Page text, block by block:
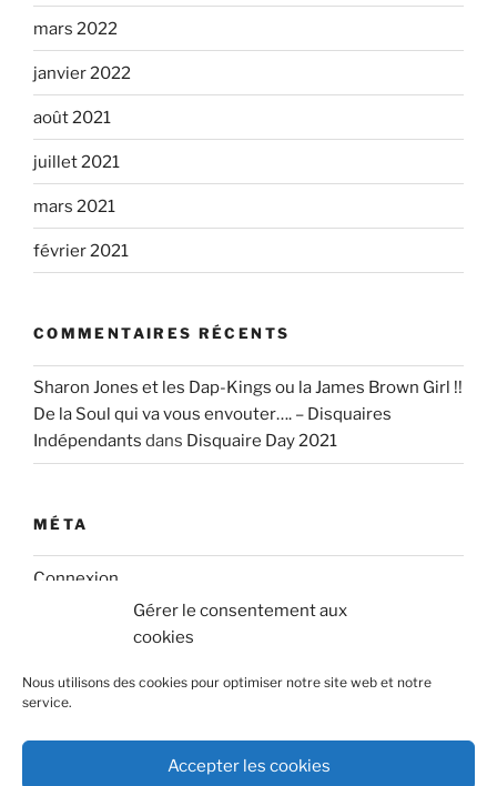
Gérer le consentement aux
cookies
Nous utilisons des cookies pour optimiser notre site web et notre
service.
Accepter les cookies
mars 2022
janvier 2022
août 2021
juillet 2021
mars 2021
février 2021
COMMENTAIRES RÉCENTS
Sharon Jones et les Dap-Kings ou la James Brown Girl !!
De la Soul qui va vous envouter…. – Disquaires
Indépendants dans Disquaire Day 2021
MÉTA
Connexion
Flux des publications
Site de WordPress-FR